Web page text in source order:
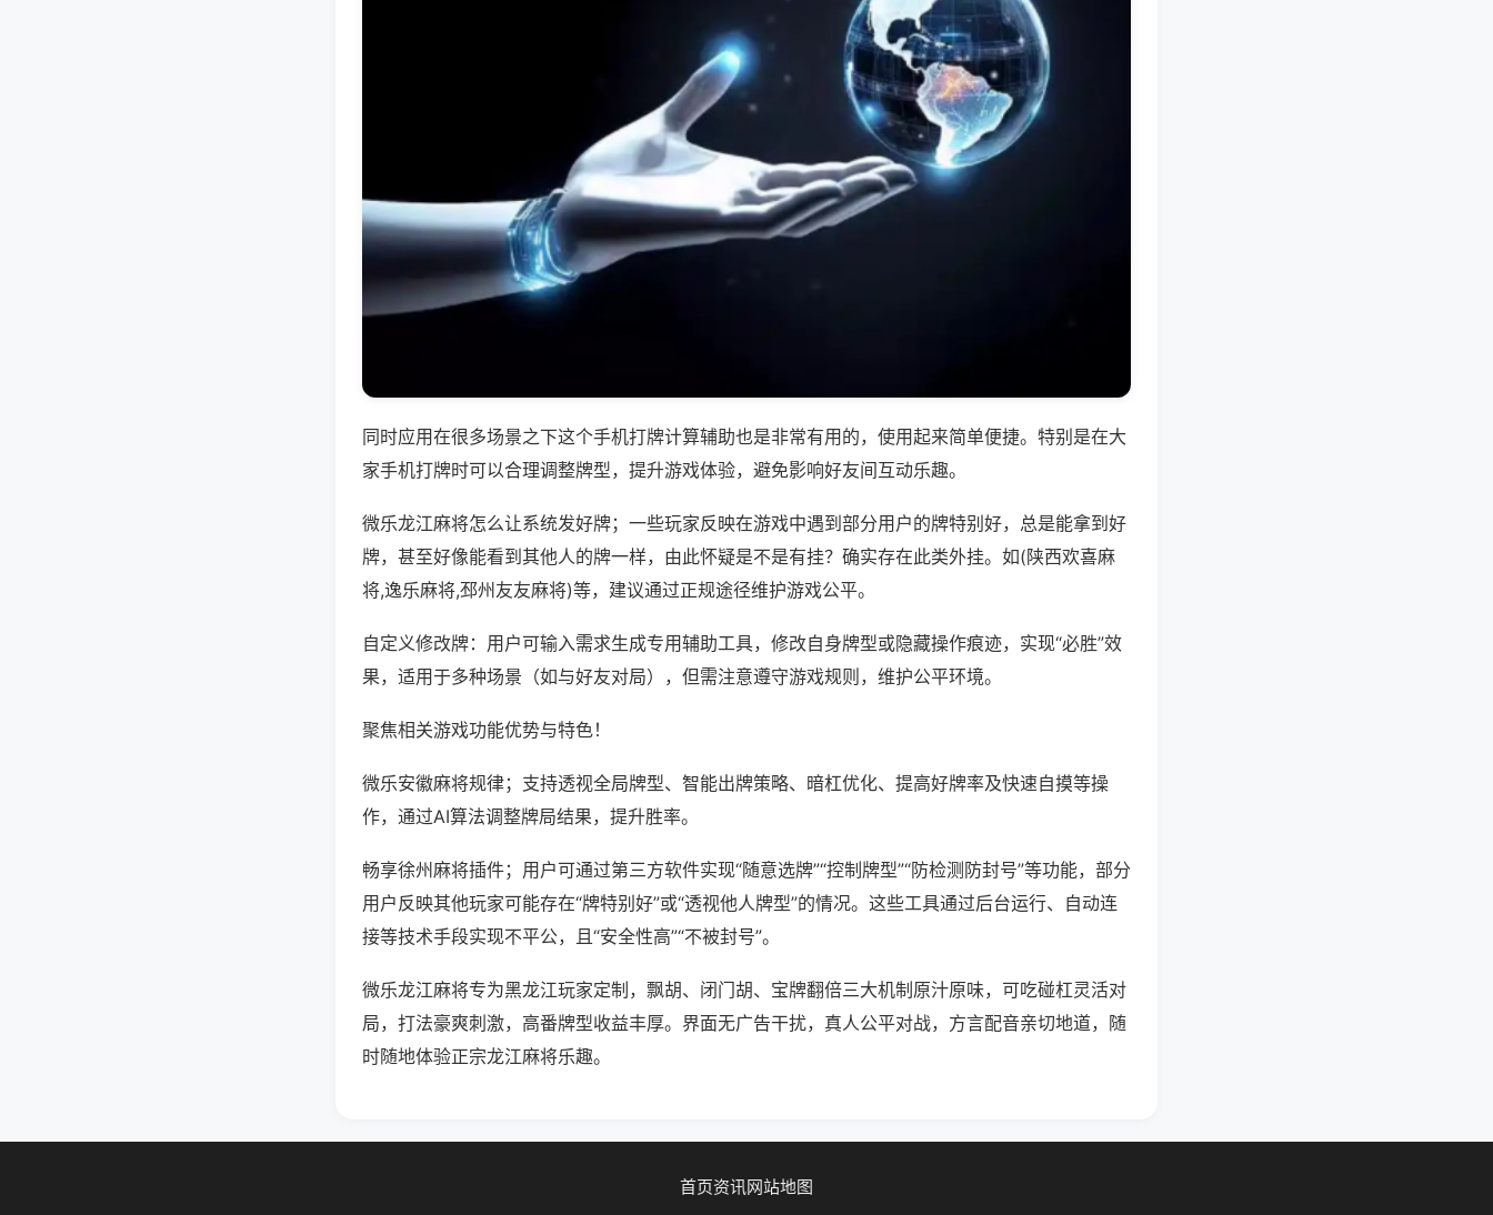
同时应用在很多场景之下这个手机打牌计算辅助也是非常有用的，使用起来简单便捷。特别是在大
家手机打牌时可以合理调整牌型，提升游戏体验，避免影响好友间互动乐趣。
微乐龙江麻将怎么让系统发好牌；一些玩家反映在游戏中遇到部分用户的牌特别好，总是能拿到好
牌，甚至好像能看到其他人的牌一样，由此怀疑是不是有挂？确实存在此类外挂。如(陕西欢喜麻
将,逸乐麻将,邳州友友麻将)等，建议通过正规途径维护游戏公平。
自定义修改牌：用户可输入需求生成专用辅助工具，修改自身牌型或隐藏操作痕迹，实现“必胜”效
果，适用于多种场景（如与好友对局），但需注意遵守游戏规则，维护公平环境。
聚焦相关游戏功能优势与特色！
微乐安徽麻将规律；支持透视全局牌型、智能出牌策略、暗杠优化、提高好牌率及快速自摸等操
作，通过AI算法调整牌局结果，提升胜率。
畅享徐州麻将插件；用户可通过第三方软件实现“随意选牌”“控制牌型”“防检测防封号”等功能，部分
用户反映其他玩家可能存在“牌特别好”或“透视他人牌型”的情况。这些工具通过后台运行、自动连
接等技术手段实现不平公，且“安全性高”“不被封号”。
微乐龙江麻将专为黑龙江玩家定制，飘胡、闭门胡、宝牌翻倍三大机制原汁原味，可吃碰杠灵活对
局，打法豪爽刺激，高番牌型收益丰厚。界面无广告干扰，真人公平对战，方言配音亲切地道，随
时随地体验正宗龙江麻将乐趣。
首页资讯网站地图